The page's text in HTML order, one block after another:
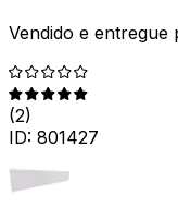
Vendido e entregue
(2)
ID: 801427